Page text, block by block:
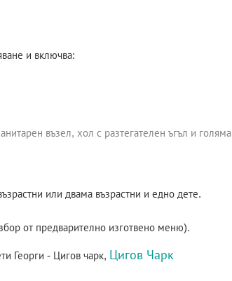
и включва:
възел, хол с разтегателен ъгъл и голяма
или двама възрастни и едно дете.
от предварително изготвено меню).
Георги - Цигов чарк, Цигов Чарк